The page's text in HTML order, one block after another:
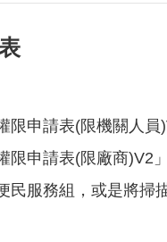
申請表(限機關人員
申請表(限廠商)V2」
服務組，或是將掃